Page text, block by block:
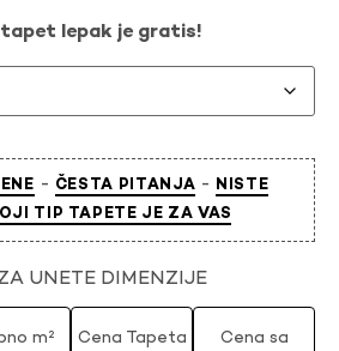
lepak je gratis!
- ČESTA PITANJA - NISTE
TIP TAPETE JE ZA VAS
UNETE DIMENZIJE
m² Cena Tapeta
Cena sa